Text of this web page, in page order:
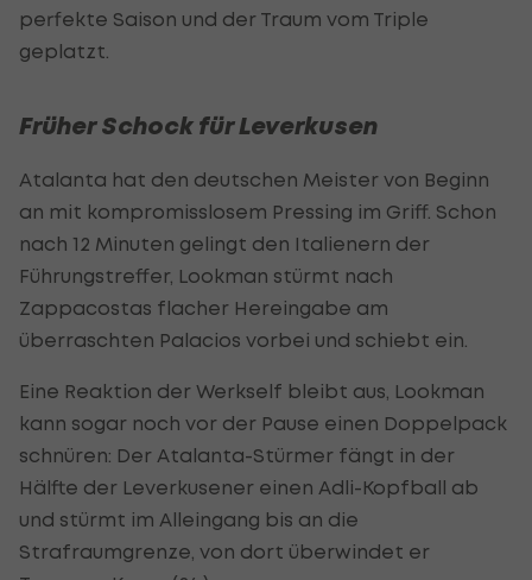
perfekte Saison und der Traum vom Triple
geplatzt.
Früher Schock für Leverkusen
Atalanta hat den deutschen Meister von Beginn
an mit kompromisslosem Pressing im Griff. Schon
nach 12 Minuten gelingt den Italienern der
Führungstreffer, Lookman stürmt nach
Zappacostas flacher Hereingabe am
überraschten Palacios vorbei und schiebt ein.
Eine Reaktion der Werkself bleibt aus, Lookman
kann sogar noch vor der Pause einen Doppelpack
schnüren: Der Atalanta-Stürmer fängt in der
Hälfte der Leverkusener einen Adli-Kopfball ab
und stürmt im Alleingang bis an die
Strafraumgrenze, von dort überwindet er